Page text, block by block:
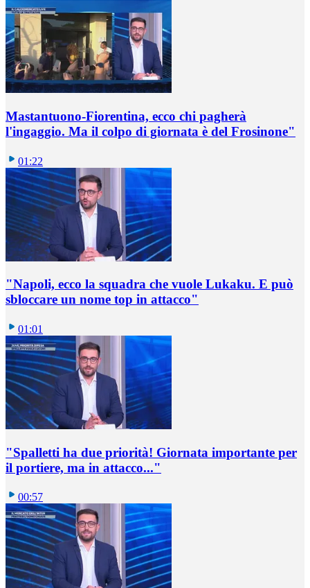
Mastantuono-Fiorentina, ecco chi pagherà
l'ingaggio. Ma il colpo di giornata è del Frosinone"
01:22
"Napoli, ecco la squadra che vuole Lukaku. E può
sbloccare un nome top in attacco"
01:01
"Spalletti ha due priorità! Giornata importante per
il portiere, ma in attacco..."
00:57